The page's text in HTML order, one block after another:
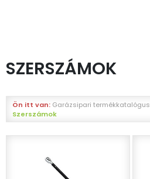
SZERSZÁMOK
Ön itt van: Garázsipari termékkatalógus
Szerszámok